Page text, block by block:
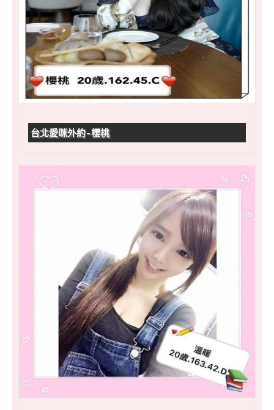
台北愛咪外約-櫻桃